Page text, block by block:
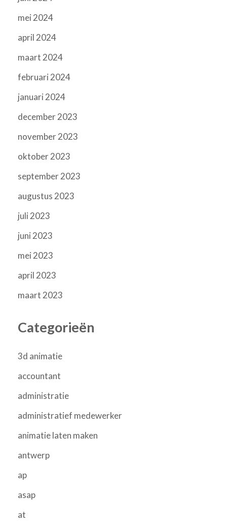
mei 2024
april 2024
maart 2024
februari 2024
januari 2024
december 2023
november 2023
oktober 2023
september 2023
augustus 2023
juli 2023
juni 2023
mei 2023
april 2023
maart 2023
Categorieën
3d animatie
accountant
administratie
administratief medewerker
animatie laten maken
antwerp
ap
asap
at